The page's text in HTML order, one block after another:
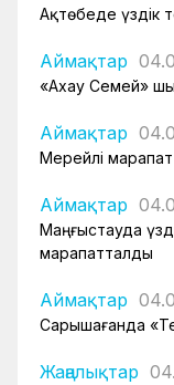
Ақтөбеде үздік
Аймақтар
«Ахау Семей»
Аймақтар
Мерейлі марапат
Аймақтар
Маңғыстауда
марапатталды
Аймақтар
Сарышағанда
Жаңалықтар